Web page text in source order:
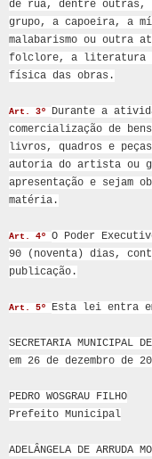
de rua, dentre outras,
grupo, a capoeira, a
malabarismo ou outra
folclore, a literatura e
física das obras.
Art. 3º Durante a
comercialização de
livros, quadros e
autoria do artista ou
apresentação e sejam
matéria.
Art. 4º O Poder
90 (noventa) dias,
publicação.
Art. 5º Esta lei entra
SECRETARIA MUNICIPAL
em 26 de dezembro de
PEDRO WOSGRAU FILHO
Prefeito Municipal
ADELÂNGELA DE ARRUDA